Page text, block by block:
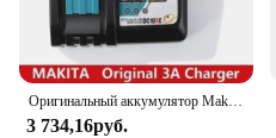
Оригинальный аккумулятор Makita 18 В, 6 Ач/5 Ач/3 Ач, электроинструмент Makita BL1830B BL1850B BL1850 BL1840 BL1860 BL1815, сменный аккумулятор
3 734,16руб.